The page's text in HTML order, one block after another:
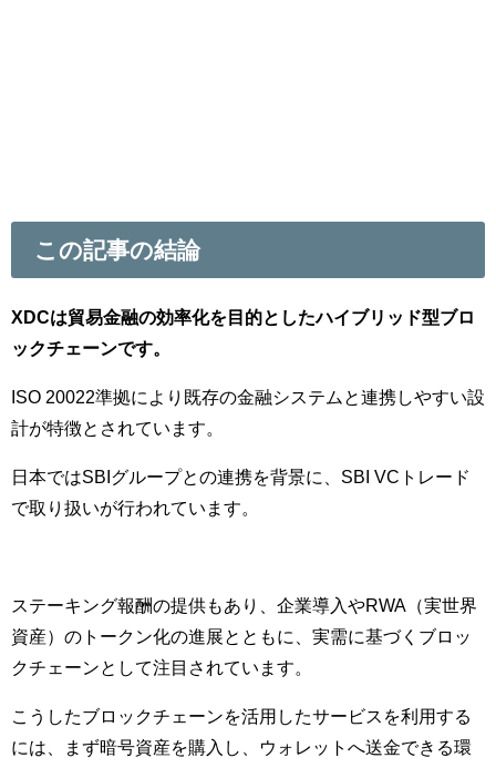
この記事の結論
XDCは貿易金融の効率化を目的としたハイブリッド型ブロ
ックチェーンです。
ISO 20022準拠により既存の金融システムと連携しやすい設
計が特徴とされています。
日本ではSBIグループとの連携を背景に、SBI VCトレード
で取り扱いが行われています。
ステーキング報酬の提供もあり、企業導入やRWA（実世界
資産）のトークン化の進展とともに、実需に基づくブロッ
クチェーンとして注目されています。
こうしたブロックチェーンを活用したサービスを利用する
には、まず暗号資産を購入し、ウォレットへ送金できる環